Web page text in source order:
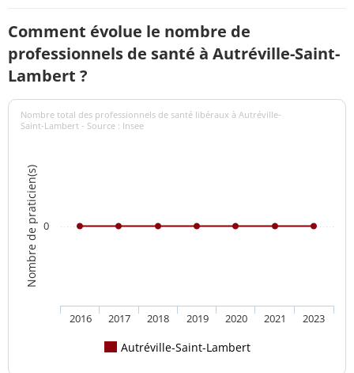
Comment évolue le nombre de
professionnels de santé à Autréville-Saint-
Lambert ?
Nombre de praticien(s)
Nombre total des professionnels de santé libéraux à Autréville-
Saint-Lambert - Source : Insee
Autréville-Saint-Lambert
2016 2017 2018 2019 2020 2021 2023
0